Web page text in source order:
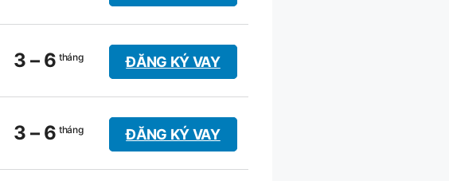
3 – 6 tháng ĐĂNG KÝ VAY
3 – 6 tháng ĐĂNG KÝ VAY